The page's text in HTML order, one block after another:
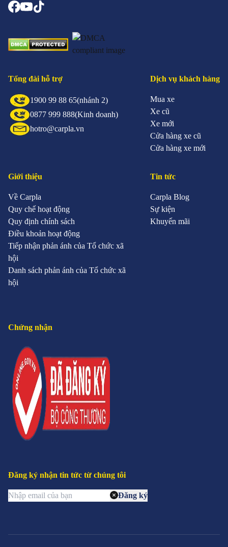
Tổng đài hỗ trợ
1900 99 88 65(nhánh 2)
0877 999 888(Kinh doanh)
hotro@carpla.vn
Dịch vụ khách hàng
Mua xe
Xe cũ
Xe mới
Cửa hàng xe cũ
Cửa hàng xe mới
Giới thiệu
Về Carpla
Quy chế hoạt động
Quy định chính sách
Điều khoản hoạt động
Tiếp nhận phản ánh của Tổ chức xã
hội
Danh sách phản ánh của Tổ chức xã
hội
Tin tức
Carpla Blog
Sự kiện
Khuyến mãi
Chứng nhận
Đăng ký nhận tin tức từ chúng tôi
Đăng ký